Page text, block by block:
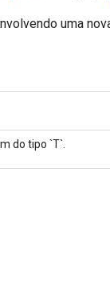
uma
do tipo `T`.